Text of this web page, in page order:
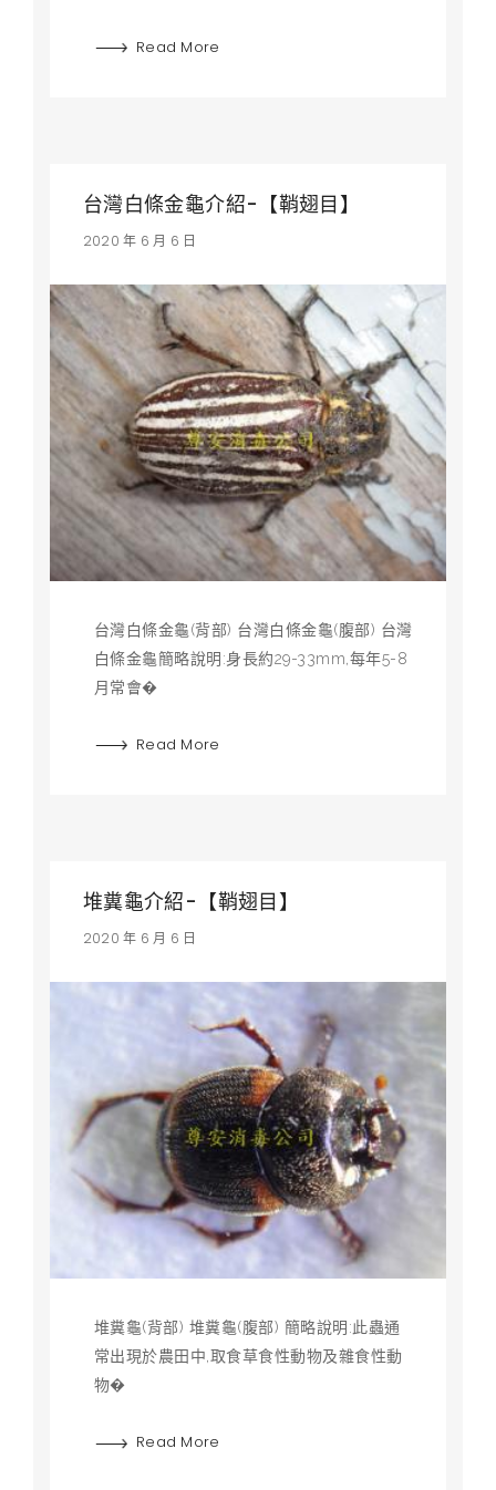
Read More
台灣白條金龜介紹-【鞘翅目】
2020 年 6 月 6 日
台灣白條金龜(背部) 台灣白條金龜(腹部) 台灣
白條金龜簡略說明:身長約29-33mm,每年5-8
月常會�
Read More
堆糞龜介紹-【鞘翅目】
2020 年 6 月 6 日
堆糞龜(背部) 堆糞龜(腹部) 簡略說明:此蟲通
常出現於農田中,取食草食性動物及雜食性動
物�
Read More